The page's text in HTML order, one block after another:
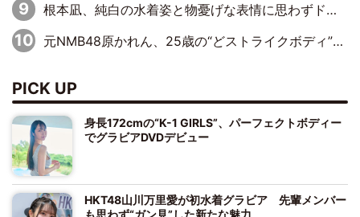
根本凪、純白の水着姿と物憂げな表情に思わずドキドキ…「ステキなお写真」「透明感がスゴい」
元NMB48原かれん、25歳の“どストライクボディ”をバリで解禁 169cmモデル体形で挑む初の本格グラビア
PICK UP
身長172cmの“K-1 GIRLS”、パーフェクトボディー
でグラビアDVDデビュー
HKT48山川万里愛が初水着グラビア 先輩メンバー
も思わず“ガン見”した新たな魅力